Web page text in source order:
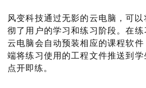
风变科技通过无影的云电脑，可
彻了用户的学习和练习阶段。在
云电脑会自动预装相应的课程软
端将练习使用的工程文件推送到
点开即练。